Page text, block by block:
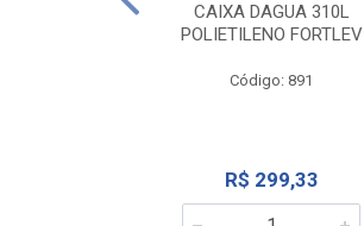
CAIXA DAGUA 310L
POLIETILENO FORTLEV
Código: 891
R$ 299,33